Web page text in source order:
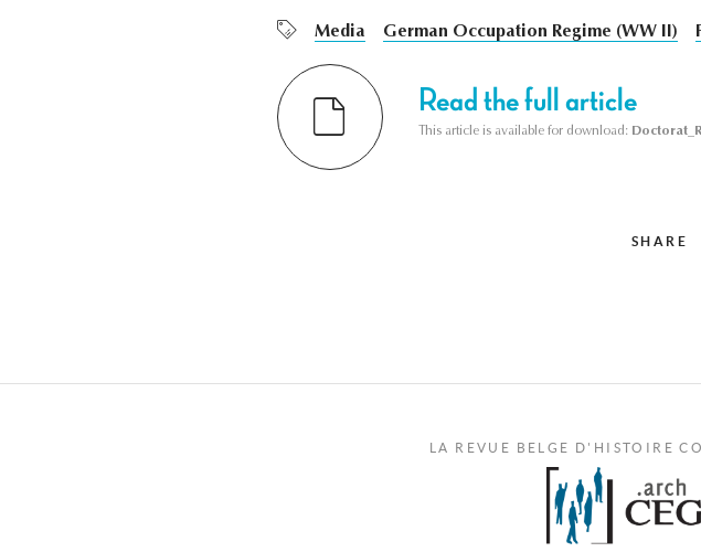
Media German Occupation Regime (WW II)
Read the full article
This article is available for download:
SHARE
LA REVUE BELGE D'HISTOIRE